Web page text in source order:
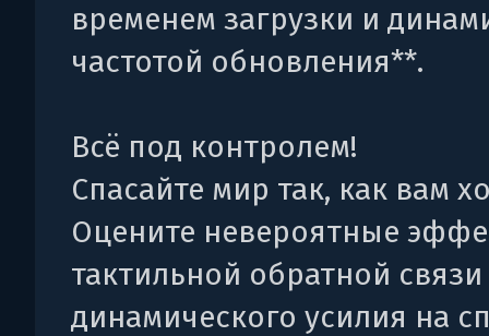
временем загрузки и
частотой обновления**.
Всё под контролем!
Спасайте мир так, как вам
Оцените невероятные
тактильной обратной
динамического усилия на